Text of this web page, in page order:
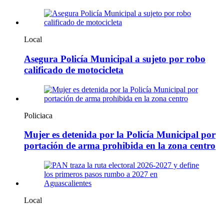
Local
Asegura Policía Municipal a sujeto por robo
calificado de motocicleta
Policiaca
Mujer es detenida por la Policía Municipal por
portación de arma prohibida en la zona centro
Local